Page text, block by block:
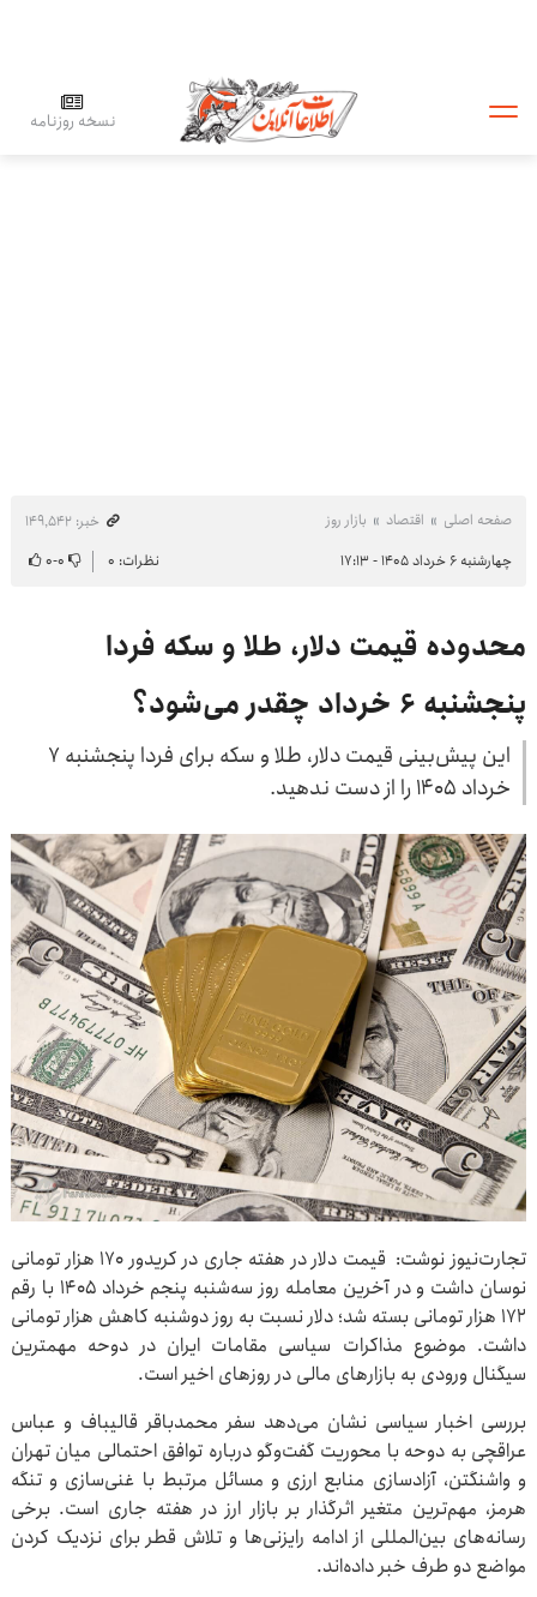
نسخه روزنامه
صفحه اصلی اقتصاد بازار روز
خبر: ۱۴۹٬۵۴۲
چهارشنبه ۶ خرداد ۱۴۰۵ - ۱۷:۱۳
نظرات: ۰ ۰-۰
محدوده قیمت دلار، طلا و سکه فردا
پنجشنبه ۶ خرداد چقدر می‌شود؟
این پیش‌بینی قیمت دلار، طلا و سکه برای فردا پنجشنبه ۷
خرداد ۱۴۰۵ را از دست ندهید.
تجارت‌نیوز نوشت: قیمت دلار در هفته جاری در کریدور ۱۷۰ هزار تومانی
نوسان داشت و در آخرین معامله روز سه‌شنبه پنجم خرداد ۱۴۰۵ با رقم
۱۷۲ هزار تومانی بسته شد؛ دلار نسبت به روز دوشنبه کاهش هزار تومانی
داشت. موضوع مذاکرات سیاسی مقامات ایران در دوحه مهمترین
سیگنال ورودی به بازارهای مالی در روزهای اخیر است.
بررسی اخبار سیاسی نشان می‌دهد سفر محمدباقر قالیباف و عباس
عراقچی به دوحه با محوریت گفت‌وگو درباره توافق احتمالی میان تهران
و واشنگتن، آزادسازی منابع ارزی و مسائل مرتبط با غنی‌سازی و تنگه
هرمز، مهم‌ترین متغیر اثرگذار بر بازار ارز در هفته جاری است. برخی
رسانه‌های بین‌المللی از ادامه رایزنی‌ها و تلاش قطر برای نزدیک کردن
مواضع دو طرف خبر داده‌اند.